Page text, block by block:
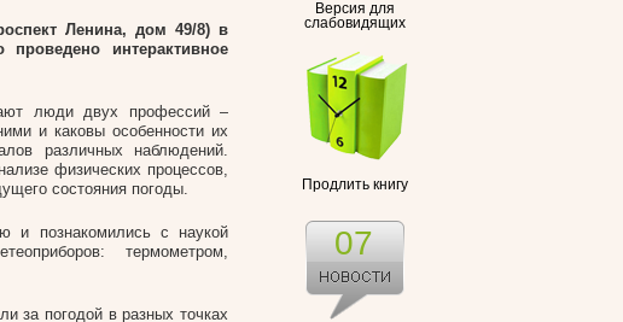
Версия для
слабовидящих
Продлить книгу
07
Ленина, дом 49/8) в
интерактивное
люди двух профессий –
и каковы особенности их
различных наблюдений.
физических процессов,
состояния погоды.
и познакомились с наукой
термометром,
за погодой в разных точках